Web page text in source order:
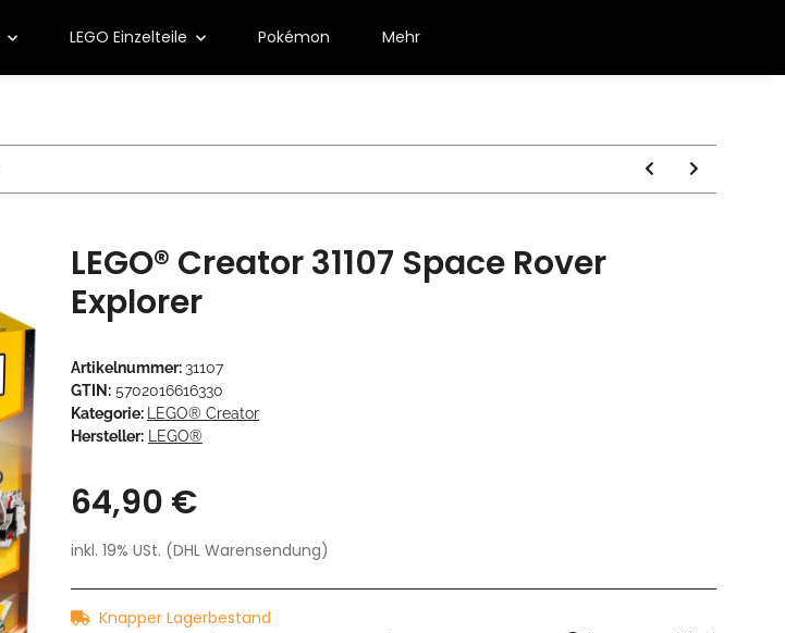
LEGO Einzelteile Pokémon Mehr
LEGO® Creator 31107 Space Rover
Explorer
Artikelnummer:31107
GTIN: 5702016616330
Kategorie: LEGO® Creator
Hersteller: LEGO®
64,90 €
inkl. 19% USt. (DHL Warensendung)
Knapper Lagerbestand